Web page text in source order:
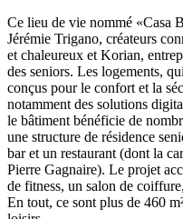
Ce lieu de vie nommé «Casa
Jérémie Trigano, créateurs
et chaleureux et Korian,
des seniors. Les logements,
conçus pour le confort et la
notamment des solutions
le bâtiment bénéficie de
une structure de résidence
bar et un restaurant (dont la
Pierre Gagnaire). Le projet
de fitness, un salon de
En tout, ce sont plus de 460